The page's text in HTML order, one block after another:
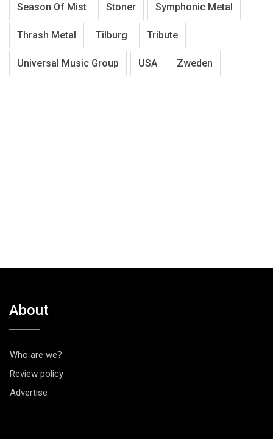
Season Of Mist Stoner Symphonic Metal
Thrash Metal Tilburg Tribute
Universal Music Group USA Zweden
About
Who are we?
Review policy
Advertise